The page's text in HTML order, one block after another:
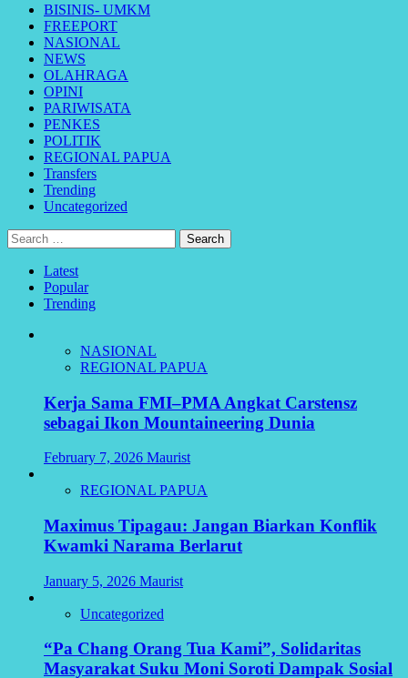
BISINIS- UMKM
FREEPORT
NASIONAL
NEWS
OLAHRAGA
OPINI
PARIWISATA
PENKES
POLITIK
REGIONAL PAPUA
Transfers
Trending
Uncategorized
Search
for:
Latest
Popular
Trending
NASIONAL
REGIONAL PAPUA
Kerja Sama FMI–PMA Angkat Carstensz
sebagai Ikon Mountaineering Dunia
February 7, 2026 Maurist
REGIONAL PAPUA
Maximus Tipagau: Jangan Biarkan Konflik
Kwamki Narama Berlarut
January 5, 2026 Maurist
Uncategorized
“Pa Chang Orang Tua Kami”, Solidaritas
Masyarakat Suku Moni Soroti Dampak Sosial